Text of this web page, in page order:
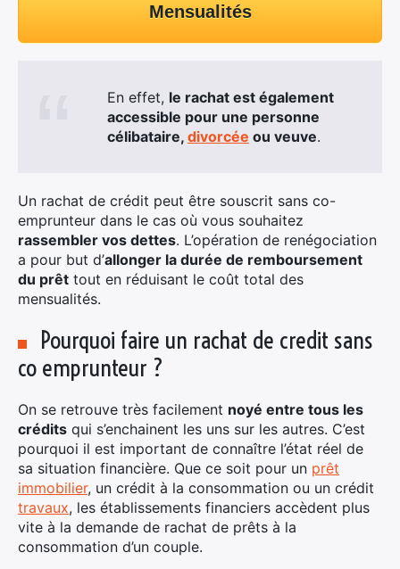
Mensualités
En effet, le rachat est également
accessible pour une personne
célibataire, divorcée ou veuve.
Un rachat de crédit peut être souscrit sans co-
emprunteur dans le cas où vous souhaitez
rassembler vos dettes. L’opération de renégociation
a pour but d’allonger la durée de remboursement
du prêt tout en réduisant le coût total des
mensualités.
Pourquoi faire un rachat de credit sans
co emprunteur ?
On se retrouve très facilement noyé entre tous les
crédits qui s’enchainent les uns sur les autres. C’est
pourquoi il est important de connaître l’état réel de
sa situation financière. Que ce soit pour un prêt
immobilier, un crédit à la consommation ou un crédit
travaux, les établissements financiers accèdent plus
vite à la demande de rachat de prêts à la
consommation d’un couple.